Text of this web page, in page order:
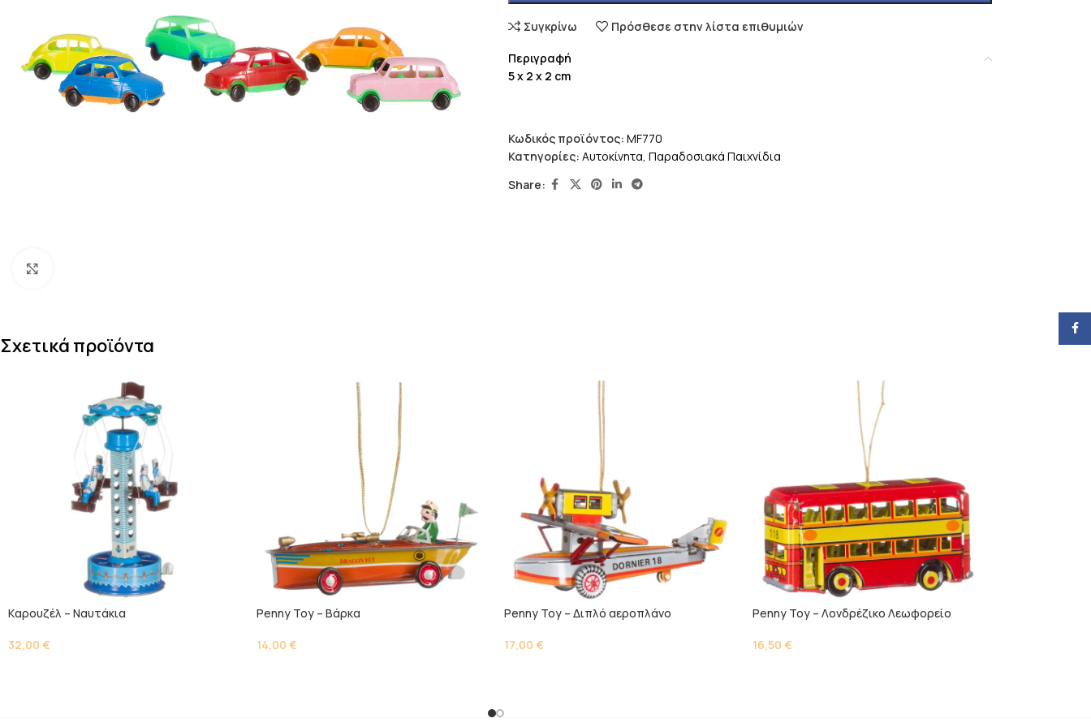
Συγκρίνω Πρόσθεσε στην λίστα επιθυμιών
Περιγραφή
5 x 2 x 2 cm
Κωδικός προϊόντος: MF770
Κατηγορίες: Αυτοκίνητα, Παραδοσιακά Παιχνίδια
Share:
Σχετικά προϊόντα
Kαρουζέλ – Ναυτάκια
32,00 €
Penny Toy – Βάρκα
14,00 €
Penny Toy – Διπλό αεροπλάνο
17,00 €
Penny Toy – Λονδρέζικο Λεωφορείο
16,50 €